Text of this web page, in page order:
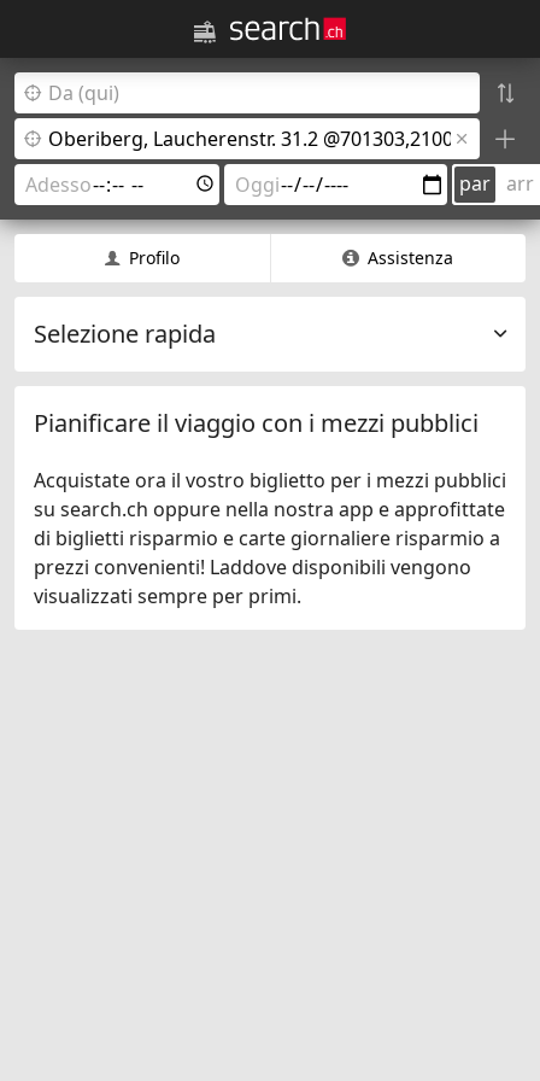
par arr
Profilo Assistenza
Selezione rapida
Pianificare il viaggio con i mezzi pubblici
Acquistate ora il vostro biglietto per i mezzi pubblici
su search.ch oppure nella nostra app e approfittate
di biglietti risparmio e carte giornaliere risparmio a
prezzi convenienti! Laddove disponibili vengono
visualizzati sempre per primi.